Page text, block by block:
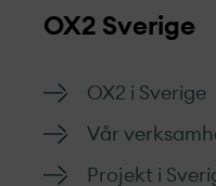
OX2 Sverige
OX2 i Sverige
Vår
Projekt­ i